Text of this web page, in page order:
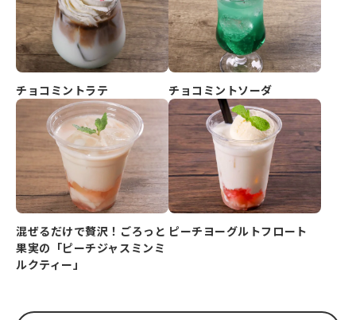
チョコミントラテ チョコミントソーダ
混ぜるだけで贅沢！ごろっと
果実の「ピーチジャスミンミ
ルクティー」
ピーチヨーグルトフロート